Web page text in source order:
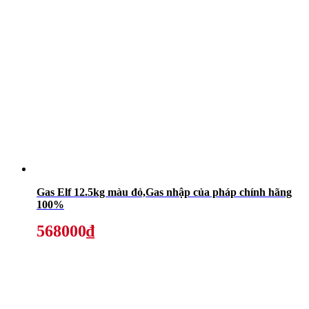
Gas Elf 12.5kg màu đỏ,Gas nhập của pháp chính hãng
100%
568000₫